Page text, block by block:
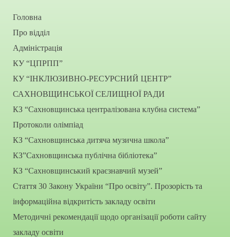
Головна
Про відділ
Адміністрація
КУ “ЦПРПП”
КУ “ІНКЛЮЗИВНО-РЕСУРСНИЙ ЦЕНТР”
САХНОВЩИНСЬКОЇ СЕЛИЩНОЇ РАДИ
КЗ “Сахновщинська централізована клубна система”
Протоколи олімпіад
КЗ “Сахновщинська дитяча музична школа”
КЗ”Сахновщинська публічна бібліотека”
КЗ “Сахновщинський краєзнавчий музей”
Стаття 30 Закону України “Про освіту”. Прозорість та
інформаційна відкритість закладу освіти
Методичні рекомендації щодо організації роботи сайту
закладу освіти